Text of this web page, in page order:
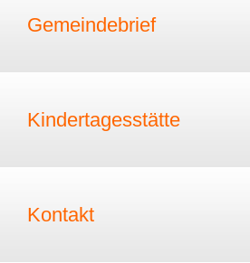
Gemeindebrief
Kindertagesstätte
Kontakt